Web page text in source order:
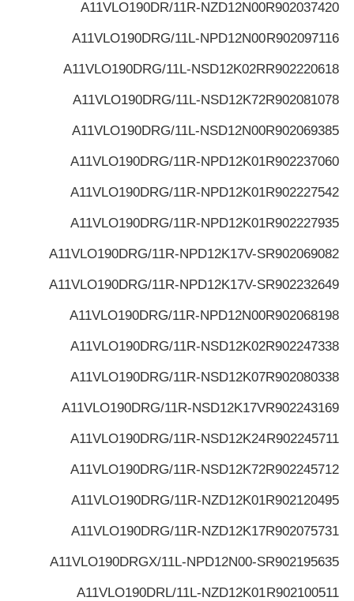
R902037420
A11VLO190DR/11R-NZD12N00
R902097116
A11VLO190DRG/11L-NPD12N00
R902220618
A11VLO190DRG/11L-NSD12K02R
R902081078
A11VLO190DRG/11L-NSD12K72
R902069385
A11VLO190DRG/11L-NSD12N00
R902237060
A11VLO190DRG/11R-NPD12K01
R902227542
A11VLO190DRG/11R-NPD12K01
R902227935
A11VLO190DRG/11R-NPD12K01
R902069082
A11VLO190DRG/11R-NPD12K17V-S
R902232649
A11VLO190DRG/11R-NPD12K17V-S
R902068198
A11VLO190DRG/11R-NPD12N00
R902247338
A11VLO190DRG/11R-NSD12K02
R902080338
A11VLO190DRG/11R-NSD12K07
R902243169
A11VLO190DRG/11R-NSD12K17V
R902245711
A11VLO190DRG/11R-NSD12K24
R902245712
A11VLO190DRG/11R-NSD12K72
R902120495
A11VLO190DRG/11R-NZD12K01
R902075731
A11VLO190DRG/11R-NZD12K17
R902195635
A11VLO190DRGX/11L-NPD12N00-S
R902100511
A11VLO190DRL/11L-NZD12K01